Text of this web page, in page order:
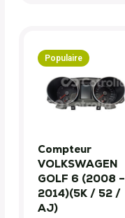
Populaire
Compteur
VOLKSWAGEN
GOLF 6 (2008 –
2014)(5K / 52 /
AJ)